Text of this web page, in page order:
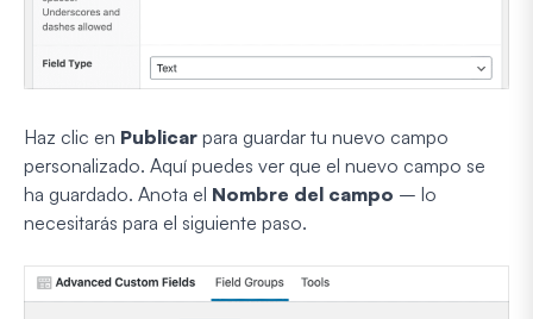
Haz clic en Publicar para guardar tu nuevo campo
personalizado. Aquí puedes ver que el nuevo campo se
ha guardado. Anota el Nombre del campo – lo
necesitarás para el siguiente paso.